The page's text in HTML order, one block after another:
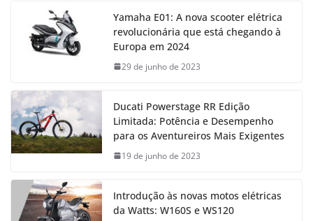
Yamaha E01: A nova scooter elétrica
revolucionária que está chegando à
Europa em 2024
29 de junho de 2023
Ducati Powerstage RR Edição
Limitada: Potência e Desempenho
para os Aventureiros Mais Exigentes
19 de junho de 2023
Introdução às novas motos elétricas
da Watts: W160S e WS120